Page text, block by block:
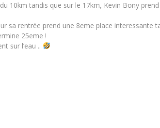
10km tandis que sur le 17km, Kevin Bony
sa rentrée prend une 8eme place interessante
25eme !
sur l’eau ..